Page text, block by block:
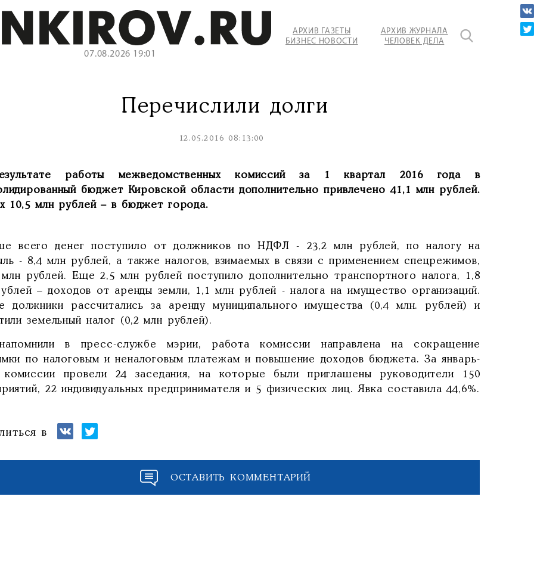
07.08.2026 19:01
АРХИВ ГАЗЕТЫ
БИЗНЕС НОВОСТИ
АРХИВ ЖУРНАЛА
ЧЕЛОВЕК ДЕЛА
Перечислили долги
12.05.2016 08:13:00
работы межведомственных комиссий за 1 квартал 2016 года в
бюджет Кировской области дополнительно привлечено 41,1 млн рублей.
10,5 млн рублей – в бюджет города.
всего денег поступило от должников по НДФЛ - 23,2 млн рублей, по налогу на
- 8,4 млн рублей, а также налогов, взимаемых в связи с применением спецрежимов,
рублей. Еще 2,5 млн рублей поступило дополнительно транспортного налога, 1,8
– доходов от аренды земли, 1,1 млн рублей - налога на имущество организаций.
должники рассчитались за аренду муниципального имущества (0,4 млн. рублей) и
земельный налог (0,2 млн рублей).
в пресс-службе мэрии, работа комиссии направлена на сокращение
по налоговым и неналоговым платежам и повышение доходов бюджета. За январь-
провели 24 заседания, на которые были приглашены руководители 150
22 индивидуальных предпринимателя и 5 физических лиц. Явка составила 44,6%.
в
ОСТАВИТЬ КОММЕНТАРИЙ